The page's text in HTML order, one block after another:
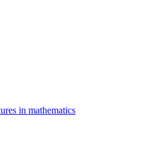
in mathematics